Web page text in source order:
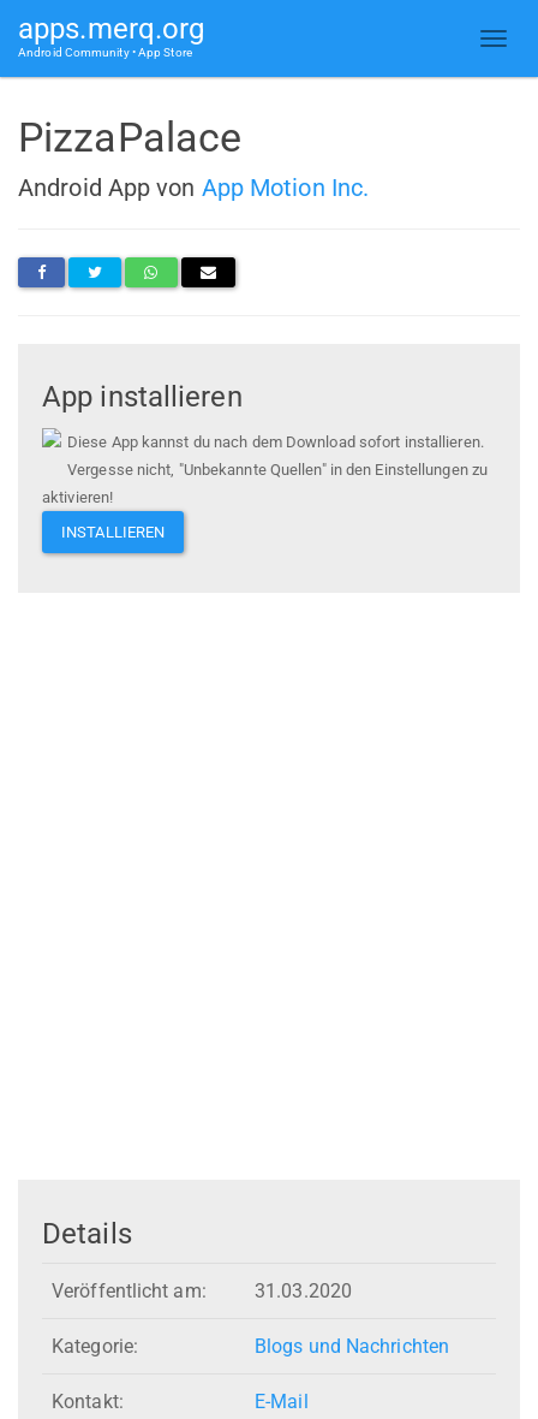
apps.merq.org
Android Community • App Store
PizzaPalace
Android App von App Motion Inc.
App installieren
Diese App kannst du nach dem Download sofort installieren.
Vergesse nicht, "Unbekannte Quellen" in den Einstellungen zu
aktivieren!
INSTALLIEREN
Details
Veröffentlicht am: 31.03.2020
Kategorie: Blogs und Nachrichten
Kontakt: E-Mail